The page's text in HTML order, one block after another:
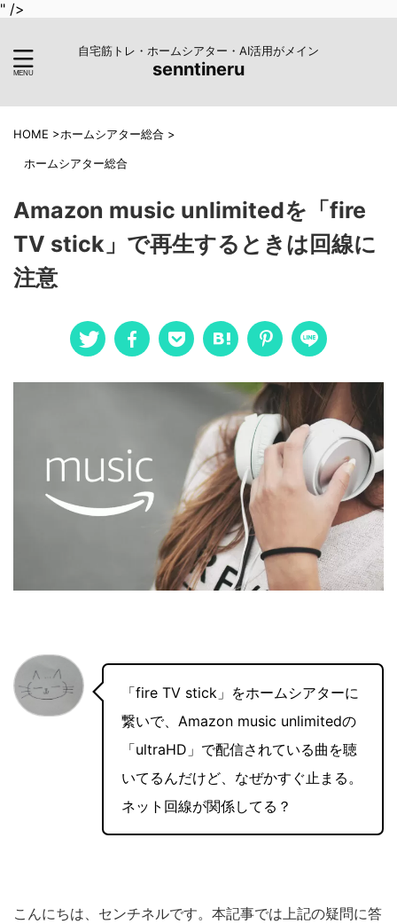
" />
自宅筋トレ・ホームシアター・AI活用がメイン
senntineru
HOME >ホームシアター総合 >
ホームシアター総合
Amazon music unlimitedを「fire
TV stick」で再生するときは回線に
注意
「fire TV stick」をホームシアターに
繋いで、Amazon music unlimitedの
「ultraHD」で配信されている曲を聴
いてるんだけど、なぜかすぐ止まる。
ネット回線が関係してる？
こんにちは、センチネルです。本記事では上記の疑問に答